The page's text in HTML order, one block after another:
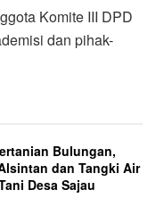
Komite III DPD
dan pihak-
Bulungan,
dan Tangki Air
Desa Sajau